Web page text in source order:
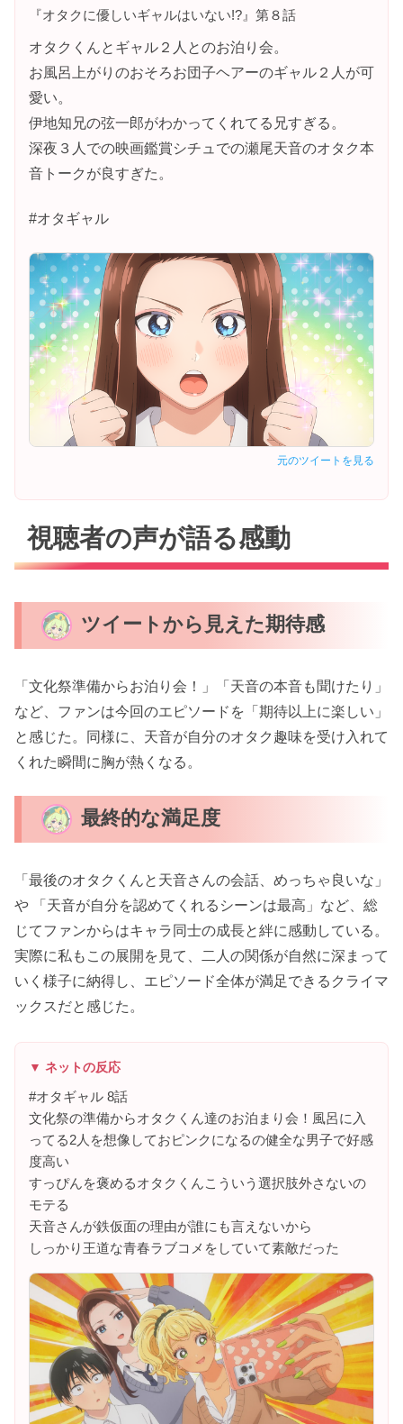
『オタクに優しいギャルはいない!?』第８話
オタクくんとギャル２人とのお泊り会。
お風呂上がりのおそろお団子ヘアーのギャル２人が可
愛い。
伊地知兄の弦一郎がわかってくれてる兄すぎる。
深夜３人での映画鑑賞シチュでの瀬尾天音のオタク本
音トークが良すぎた。
#オタギャル
元のツイートを見る
視聴者の声が語る感動
ツイートから見えた期待感
「文化祭準備からお泊り会！」「天音の本音も聞けたり」
など、ファンは今回のエピソードを「期待以上に楽しい」
と感じた。同様に、天音が自分のオタク趣味を受け入れて
くれた瞬間に胸が熱くなる。
最終的な満足度
「最後のオタクくんと天音さんの会話、めっちゃ良いな」
や 「天音が自分を認めてくれるシーンは最高」など、総
じてファンからはキャラ同士の成長と絆に感動している。
実際に私もこの展開を見て、二人の関係が自然に深まって
いく様子に納得し、エピソード全体が満足できるクライマ
ックスだと感じた。
▼ ネットの反応
#オタギャル 8話
文化祭の準備からオタクくん達のお泊まり会！風呂に入
ってる2人を想像しておピンクになるの健全な男子で好感
度高い
すっぴんを褒めるオタクくんこういう選択肢外さないの
モテる
天音さんが鉄仮面の理由が誰にも言えないから
しっかり王道な青春ラブコメをしていて素敵だった